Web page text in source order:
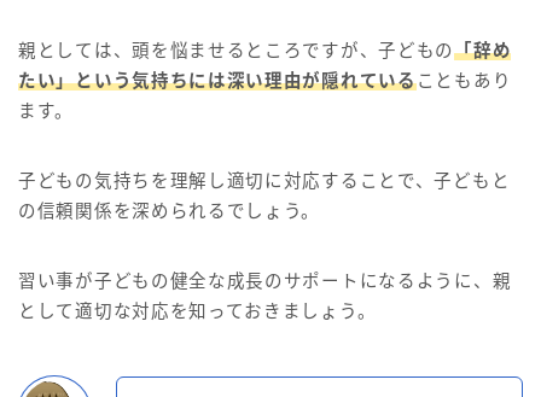
親としては、頭を悩ませるところですが、子どもの「辞め
たい」という気持ちには深い理由が隠れていることもあり
ます。
子どもの気持ちを理解し適切に対応することで、子どもと
の信頼関係を深められるでしょう。
習い事が子どもの健全な成長のサポートになるように、親
として適切な対応を知っておきましょう。